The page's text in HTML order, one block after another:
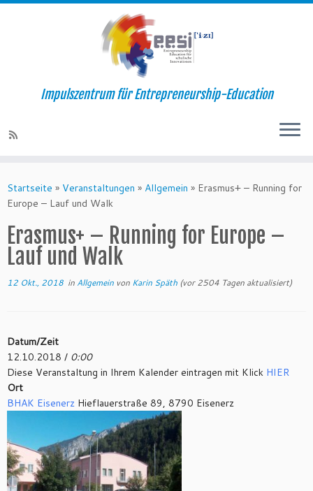
Impulszentrum für Entrepreneurship-Education
Startseite » Veranstaltungen » Allgemein » Erasmus+ – Running for
Europe – Lauf und Walk
Erasmus+ – Running for Europe –
Lauf und Walk
12 Okt., 2018 in Allgemein von Karin Späth (vor 2504 Tagen aktualisiert)
Datum/Zeit
12.10.2018 / 0:00
Diese Veranstaltung in Ihrem Kalender eintragen mit Klick HIER
Ort
BHAK Eisenerz Hieflauerstraße 89, 8790 Eisenerz